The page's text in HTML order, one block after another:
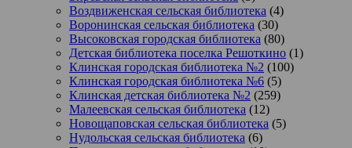
Воздвиженская сельская библиотека (4)
Воронинская сельская библиотека (30)
Высоковская городская библиотека (80)
Детская библиотека поселка Решоткино (1)
Клинская городская библиотека №2 (100)
Клинская городская библиотека №6 (5)
Клинская детская библиотека №2 (259)
Малеевская сельская библиотека (12)
Новощаповская сельская библиотека (5)
Нудольская сельская библиотека (6)